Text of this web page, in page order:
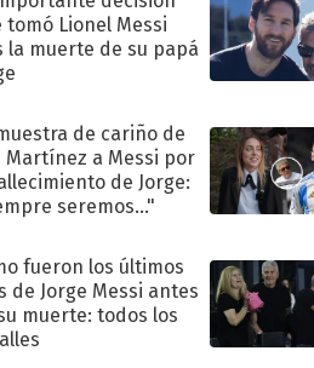
tomó Lionel Messi
la muerte de su papá
de cariño de
Martínez a Messi por
de Jorge:
seremos..."
fueron los últimos
de Jorge Messi antes
muerte: todos los